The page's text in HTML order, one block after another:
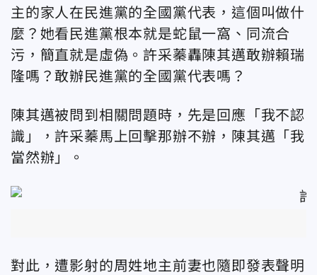
主的家人在民進黨的全國黨代表，這個叫做什
麼？她看民進黨根本就是蛇鼠一窩、同流合
污 ，簡直就是虛偽。許采蓁轟陳其邁敢辦賴瑞
隆嗎？敢辦民進黨的全國黨代表嗎？
陳其邁被問到相關問題時，先是回應「我不認
識」，許采蓁馬上回擊那辦不辦，陳其邁「我
當然辦」。
對此，遭影射的周姓地主前妻也隨即發表聲明